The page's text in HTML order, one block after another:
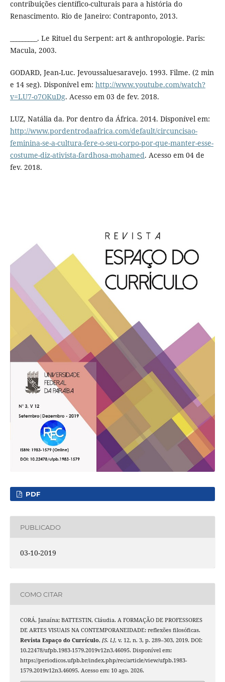
contribuições científico-culturais para a história do
Renascimento. Rio de Janeiro: Contraponto, 2013.
_________. Le Rituel du Serpent: art & anthropologie. Paris:
Macula, 2003.
GODARD, Jean-Luc. Jevoussaluesaravejo. 1993. Filme. (2 min
e 14 seg). Disponível em: http://www.youtube.com/watch?
v=LU7-o7OKuDg. Acesso em 03 de fev. 2018.
LUZ, Natália da. Por dentro da África. 2014. Disponível em:
http://www.pordentrodaafrica.com/default/circuncisao-
feminina-se-a-cultura-fere-o-seu-corpo-por-que-manter-esse-
costume-diz-ativista-fardhosa-mohamed. Acesso em 04 de
fev. 2018.
PDF
PUBLICADO
03-10-2019
COMO CITAR
CORÁ, Janaína; BATTESTIN, Cláudia. A FORMAÇÃO DE PROFESSORES
DE ARTES VISUAIS NA CONTEMPORANEIDADE: reflexões filosóficas.
Revista Espaço do Currículo, [S. l.], v. 12, n. 3, p. 289–303, 2019. DOI:
10.22478/ufpb.1983-1579.2019v12n3.46095. Disponível em:
https://periodicos.ufpb.br/index.php/rec/article/view/ufpb.1983-
1579.2019v12n3.46095. Acesso em: 10 ago. 2026.